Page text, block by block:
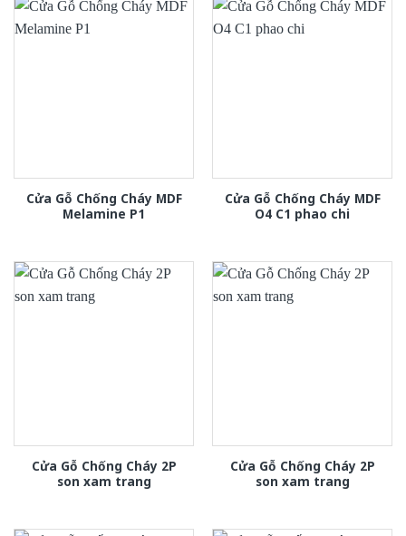
Cửa Gỗ Chống Cháy MDF
Melamine P1
Cửa Gỗ Chống Cháy MDF
O4 C1 phao chi
Cửa Gỗ Chống Cháy 2P
son xam trang
Cửa Gỗ Chống Cháy 2P
son xam trang